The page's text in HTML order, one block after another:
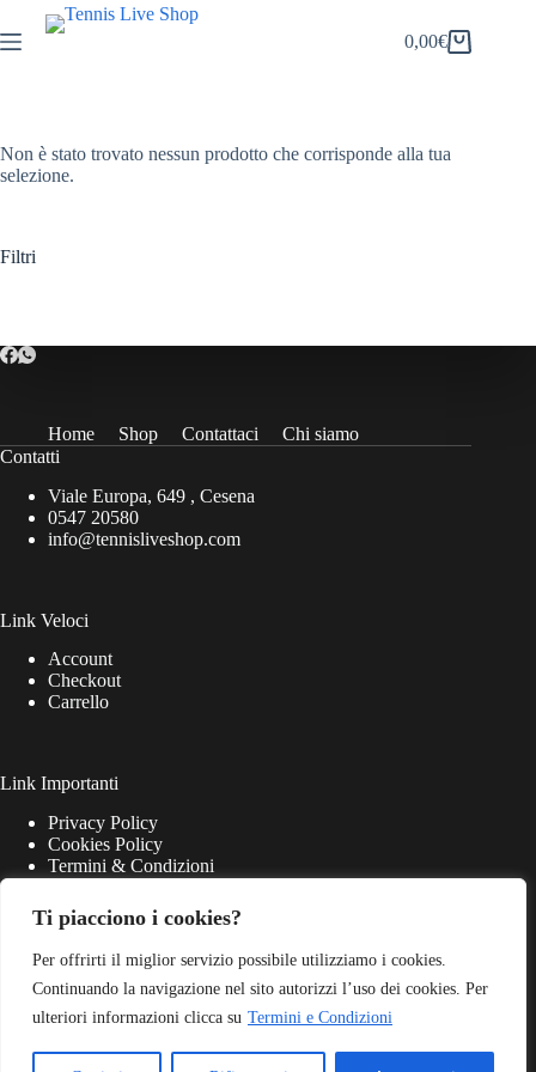
Ti piacciono i cookies?
Per offrirti il miglior servizio possibile utilizziamo i cookies.
Continuando la navigazione nel sito autorizzi l’uso dei cookies. Per
ulteriori informazioni clicca su Termini e Condizioni
al
contenuto
Carrello
0,00€
Non è stato trovato nessun prodotto che corrisponde alla tua
selezione.
Filtri
Home Shop Contattaci
Chi siamo
Contatti
Viale Europa, 649 , Cesena
0547 20580
info@tennisliveshop.com
Link Veloci
Account
Checkout
Carrello
Link Importanti
Privacy Policy
Cookies Policy
Termini & Condizioni